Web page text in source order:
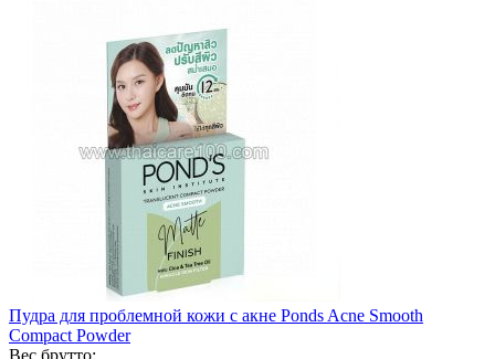
Пудра для проблемной кожи с акне Ponds Acne Smooth
Compact Powder
Вес брутто: